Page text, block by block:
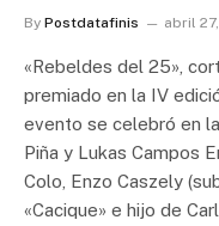
By Postdatafinis abril
«Rebeldes del 25»,
premiado en la IV
evento se celebró en
Piña y Lukas Campos
Colo, Enzo Caszely
«Cacique» e hijo de